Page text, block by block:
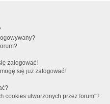
zalogować!
się już zalogować!
cookies utworzonych przez forum"?